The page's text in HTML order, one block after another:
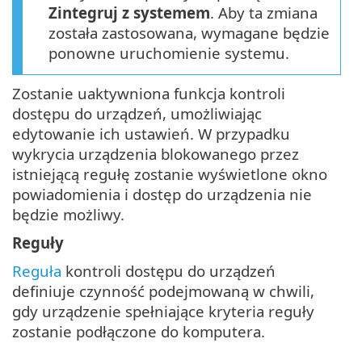
Zintegruj z systemem. Aby ta zmiana
została zastosowana, wymagane będzie
ponowne uruchomienie systemu.
Zostanie uaktywniona funkcja kontroli
dostępu do urządzeń, umożliwiając
edytowanie ich ustawień. W przypadku
wykrycia urządzenia blokowanego przez
istniejącą regułę zostanie wyświetlone okno
powiadomienia i dostęp do urządzenia nie
będzie możliwy.
Reguły
Reguła kontroli dostępu do urządzeń
definiuje czynność podejmowaną w chwili,
gdy urządzenie spełniające kryteria reguły
zostanie podłączone do komputera.